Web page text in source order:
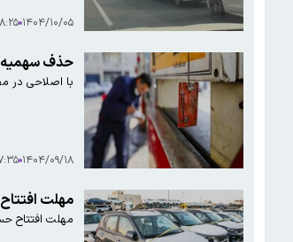
۱۴۰۴/۱۰/۰۵
حذف سهمیه بنزین
با اصلاحی در
۱۴۰۴/۰۹/۱۸
مهلت
مهلت افتتاح